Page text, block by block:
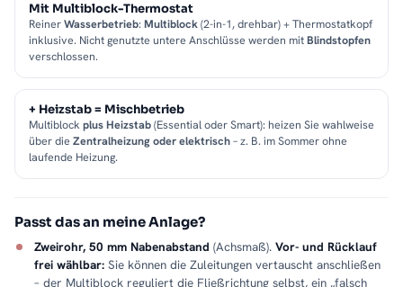
Mit Multiblock-Thermostat
ReinerWasserbetrieb: Multiblock(2-in-1, drehbar) + Thermostatkopf
inklusive. Nicht genutzte untere Anschlüsse werden mitBlindstopfen
verschlossen.
+ Heizstab = Mischbetrieb
Multiblock plus Heizstab(Essential oder Smart): heizen Sie wahlweise
über die Zentralheizung oder elektrisch– z. B. im Sommer ohne
laufende Heizung.
Passt das an meine Anlage?
Zweirohr, 50 mm Nabenabstand (Achsmaß). Vor- und Rücklauf
frei wählbar: Sie können die Zuleitungen vertauscht anschließen
– der Multiblock reguliert die Fließrichtung selbst, ein „falsch